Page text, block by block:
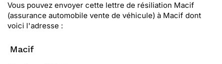
Vous pouvez envoyer cette lettre de résiliation Macif
(assurance automobile vente de véhicule) à Macif dont
voici l'adresse :
Macif